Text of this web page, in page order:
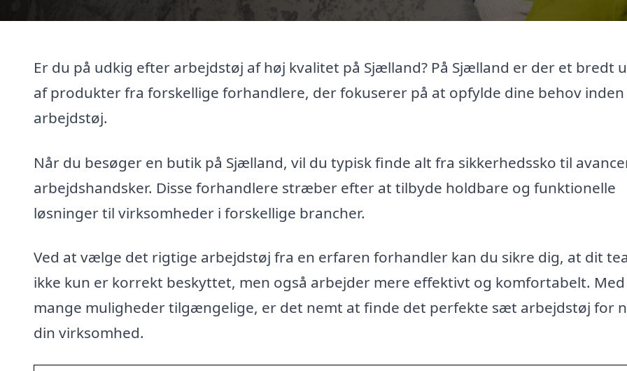
Er du på udkig efter arbejdstøj af høj kvalitet på Sjælland? På Sjælland er der et bredt
af produkter fra forskellige forhandlere, der fokuserer på at opfylde dine behov
arbejdstøj.
Når du besøger en butik på Sjælland, vil du typisk finde alt fra sikkerhedssko til
arbejdshandsker. Disse forhandlere stræber efter at tilbyde holdbare og funktionelle
løsninger til virksomheder i forskellige brancher.
Ved at vælge det rigtige arbejdstøj fra en erfaren forhandler kan du sikre dig, at dit
ikke kun er korrekt beskyttet, men også arbejder mere effektivt og komfortabelt. Med
mange muligheder tilgængelige, er det nemt at finde det perfekte sæt arbejdstøj for
din virksomhed.